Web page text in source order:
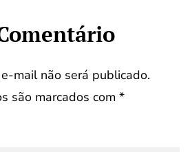
mail não será publicado.
são marcados com *